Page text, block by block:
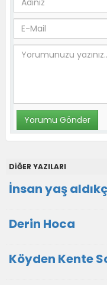
DİĞER YAZILARI
İnsan yaş
Derin Hoca
Köyden Kente